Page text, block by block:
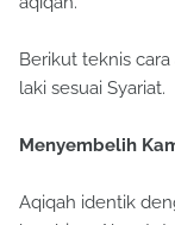
Berikut teknis
laki sesuai Syariat.
Menyembelih
Aqiqah identik